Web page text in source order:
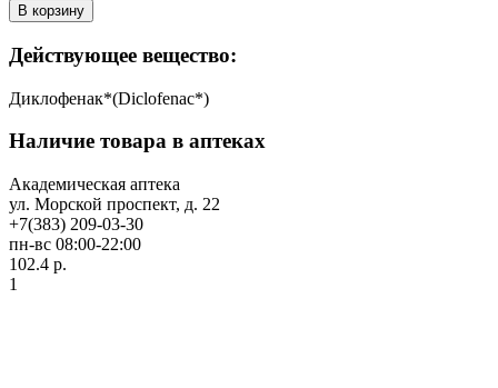
В корзину
Действующее вещество:
Диклофенак*(Diclofenac*)
Наличие товара в аптеках
Академическая аптека
ул. Морской проспект, д. 22
+7(383) 209-03-30
пн-вс 08:00-22:00
102.4 р.
1